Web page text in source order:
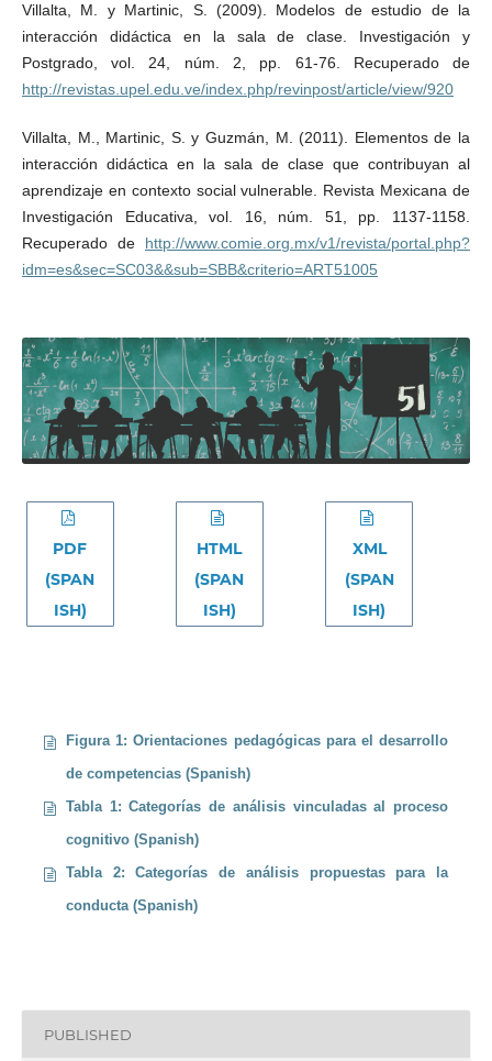
Villalta, M. y Martinic, S. (2009). Modelos de estudio de la
interacción didáctica en la sala de clase. Investigación y
Postgrado, vol. 24, núm. 2, pp. 61-76. Recuperado de
http://revistas.upel.edu.ve/index.php/revinpost/article/view/920
Villalta, M., Martinic, S. y Guzmán, M. (2011). Elementos de la
interacción didáctica en la sala de clase que contribuyan al
aprendizaje en contexto social vulnerable. Revista Mexicana de
Investigación Educativa, vol. 16, núm. 51, pp. 1137-1158.
Recuperado de http://www.comie.org.mx/v1/revista/portal.php?
idm=es&sec=SC03&&sub=SBB&criterio=ART51005
PDF
(SPAN
ISH)
HTML
(SPAN
ISH)
XML
(SPAN
ISH)
Figura 1: Orientaciones pedagógicas para el desarrollo
de competencias (Spanish)
Tabla 1: Categorías de análisis vinculadas al proceso
cognitivo (Spanish)
Tabla 2: Categorías de análisis propuestas para la
conducta (Spanish)
PUBLISHED